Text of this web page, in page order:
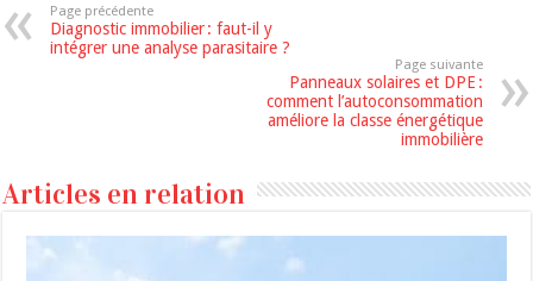
Page précédente
Diagnostic immobilier : faut-il y
intégrer une analyse parasitaire ?
Page suivante
Panneaux solaires et DPE :
comment l’autoconsommation
améliore la classe énergétique
immobilière
Articles en relation